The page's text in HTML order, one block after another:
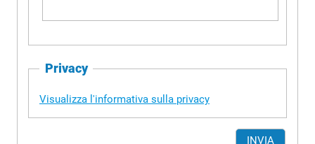
Privacy
Visualizza l'informativa sulla privacy